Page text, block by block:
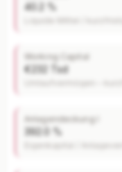
40.2 %
Working Capital
€232 Tsd
Anlagendeckung I
392.0 %